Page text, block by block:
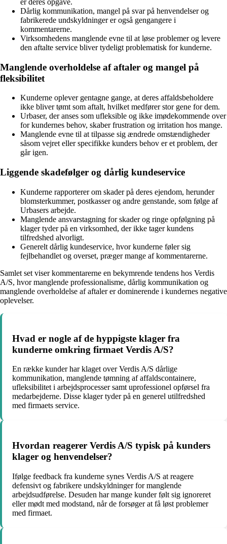
er deres opgave.
Dårlig kommunikation, mangel på svar på henvendelser og
fabrikerede undskyldninger er også gengangere i
kommentarerne.
Virksomhedens manglende evne til at løse problemer og levere
den aftalte service bliver tydeligt problematisk for kunderne.
Manglende overholdelse af aftaler og mangel på
fleksibilitet
Kunderne oplever gentagne gange, at deres affaldsbeholdere
ikke bliver tømt som aftalt, hvilket medfører stor gene for dem.
Urbaser, der anses som ufleksible og ikke imødekommende over
for kundernes behov, skaber frustration og irritation hos mange.
Manglende evne til at tilpasse sig ændrede omstændigheder
såsom vejret eller specifikke kunders behov er et problem, der
går igen.
Liggende skadefølger og dårlig kundeservice
Kunderne rapporterer om skader på deres ejendom, herunder
blomsterkummer, postkasser og andre genstande, som følge af
Urbasers arbejde.
Manglende ansvarstagning for skader og ringe opfølgning på
klager tyder på en virksomhed, der ikke tager kundens
tilfredshed alvorligt.
Generelt dårlig kundeservice, hvor kunderne føler sig
fejlbehandlet og overset, præger mange af kommentarerne.
Samlet set viser kommentarerne en bekymrende tendens hos Verdis
A/S, hvor manglende professionalisme, dårlig kommunikation og
manglende overholdelse af aftaler er dominerende i kundernes negative
oplevelser.
Hvad er nogle af de hyppigste klager fra
kunderne omkring firmaet Verdis A/S?
En række kunder har klaget over Verdis A/S dårlige
kommunikation, manglende tømning af affaldscontainere,
ufleksibilitet i arbejdsprocesser samt uprofessionel opførsel fra
medarbejderne. Disse klager tyder på en generel utilfredshed
med firmaets service.
Hvordan reagerer Verdis A/S typisk på kunders
klager og henvendelser?
Ifølge feedback fra kunderne synes Verdis A/S at reagere
defensivt og fabrikere undskyldninger for manglende
arbejdsudførelse. Desuden har mange kunder følt sig ignoreret
eller mødt med modstand, når de forsøger at få løst problemer
med firmaet.